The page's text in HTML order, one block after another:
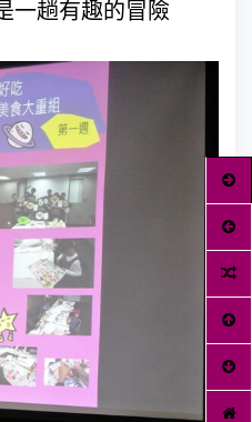
一趟有趣的冒險